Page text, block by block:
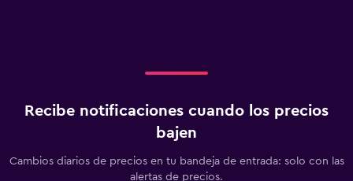
Recibe notificaciones cuando los precios
bajen
Cambios diarios de precios en tu bandeja de entrada: solo con las
alertas de precios.